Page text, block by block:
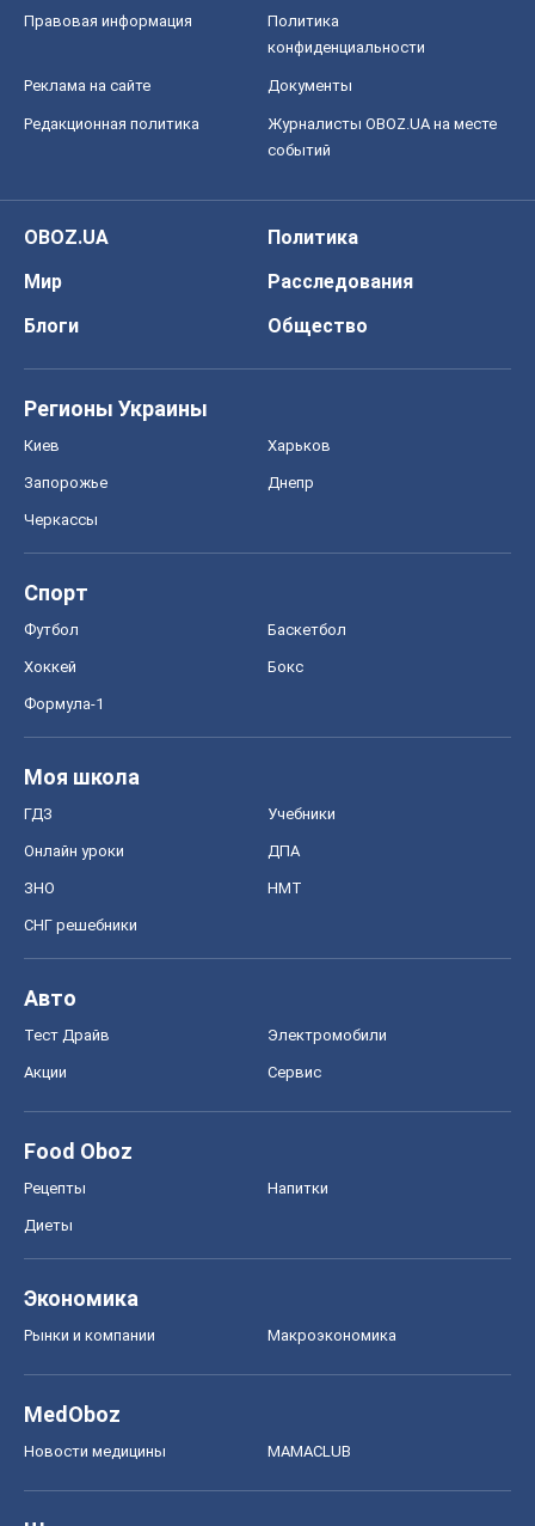
Правовая информация
Политика
конфиденциальности
Реклама на сайте Документы
Редакционная политика
Журналисты OBOZ.UA на месте
событий
OBOZ.UA
Политика
Мир
Расследования
Блоги
Общество
Регионы Украины
Киев Харьков
Запорожье Днепр
Черкассы
Спорт
Футбол Баскетбол
Хоккей Бокс
Формула-1
Моя школа
ГДЗ Учебники
Онлайн уроки ДПА
ЗНО НМТ
СНГ решебники
Авто
Тест Драйв Электромобили
Акции Сервис
Food Oboz
Рецепты Напитки
Диеты
Экономика
Рынки и компании Mакроэкономика
MedOboz
Новости медицины MAMACLUB